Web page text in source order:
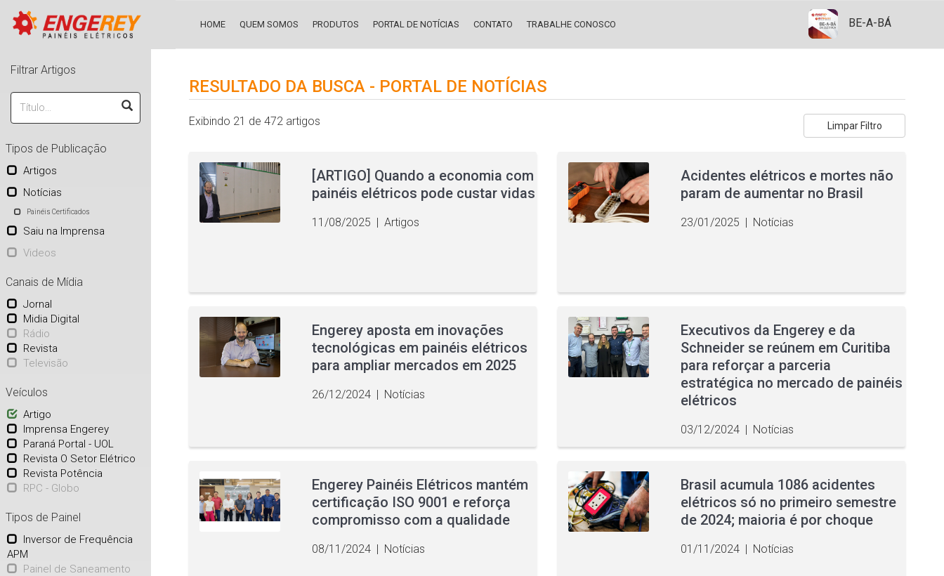
Filtrar Artigos
Tipos de Publicação
Artigos
Notícias
Painéis Certificados
Saiu na Imprensa
Videos
Canais de Mídia
Jornal
Midia Digital
Rádio
Revista
Televisão
Veículos
Artigo
Imprensa Engerey
Paraná Portal - UOL
Revista O Setor Elétrico
Revista Potência
RPC - Globo
Tipos de Painel
Inversor de Frequência
APM
Painel de Saneamento
HOME QUEM SOMOS PRODUTOS PORTAL DE NOTÍCIAS CONTATO TRABALHE CONOSCO BE-A-BÁ
RESULTADO DA BUSCA - PORTAL DE NOTÍCIAS
Exibindo 21 de 472 artigos Limpar Filtro
[ARTIGO] Quando a economia com
painéis elétricos pode custar vidas
11/08/2025 | Artigos
Acidentes elétricos e mortes não
param de aumentar no Brasil
23/01/2025 | Notícias
Engerey aposta em inovações
tecnológicas em painéis elétricos
para ampliar mercados em 2025
26/12/2024 | Notícias
Executivos da Engerey e da
Schneider se reúnem em Curitiba
para reforçar a parceria
estratégica no mercado de painéis
elétricos
03/12/2024 | Notícias
Engerey Painéis Elétricos mantém
certificação ISO 9001 e reforça
compromisso com a qualidade
08/11/2024 | Notícias
Brasil acumula 1086 acidentes
elétricos só no primeiro semestre
de 2024; maioria é por choque
01/11/2024 | Notícias